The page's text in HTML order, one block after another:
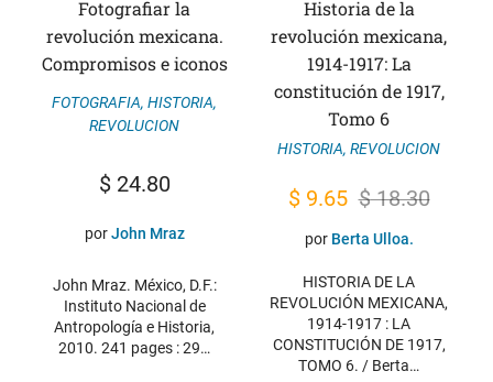
Fotografiar la
revolución mexicana.
Compromisos e iconos
FOTOGRAFIA, HISTORIA,
REVOLUCION
$24.80
porJohn Mraz
John Mraz. México, D.F.:
Instituto Nacional de
Antropología e Historia,
2010. 241 pages : 29…
Historia de la
revolución mexicana,
1914-1917: La
constitución de 1917,
Tomo 6
HISTORIA, REVOLUCION
$18.30
El
precio
era:
$ 18.30.
$9.65 El
precio
es:
$ 9.65.
por Berta Ulloa.
HISTORIA DE LA
REVOLUCIÓN MEXICANA,
1914-1917 : LA
CONSTITUCIÓN DE 1917,
TOMO 6. / Berta…